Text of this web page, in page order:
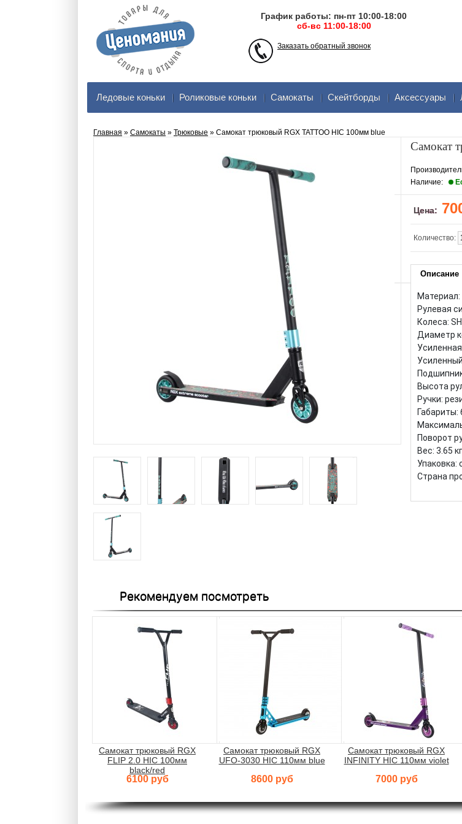
Заказать обратный звонок
График работы: пн-пт 10:00-18:00
сб-вс 11:00-18:00
Ледовые коньки Роликовые коньки Самокаты Скейтборды Аксеcсуары
Главная » Самокаты » Трюковые » Самокат трюковый RGX TATTOO HIC 100мм blue
Самокат
Наличие:
Цена:
Количество:
Описание
Материал:
Рулевая
Колеса:
Диаметр
Высота
Ручки:
Габариты:
Поворот
Вес: 3.65 кг.
Упаковка:
Страна
Рекомендуем посмотреть
Самокат трюковый RGX
FLIP 2.0 HIC 100мм
black/red
6100 руб
Самокат трюковый RGX
UFO-3030 HIC 110мм blue
8600 руб
Самокат трюковый RGX
INFINITY HIC 110мм violet
7000 руб